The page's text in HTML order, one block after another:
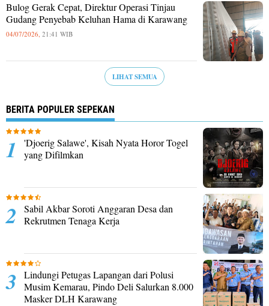
Bulog Gerak Cepat, Direktur Operasi Tinjau
Gudang Penyebab Keluhan Hama di Karawang
04/07/2026, 21:41 WIB
LIHAT SEMUA
BERITA POPULER SEPEKAN
'Djoerig Salawe', Kisah Nyata Horor Togel
yang Difilmkan
Sabil Akbar Soroti Anggaran Desa dan
Rekrutmen Tenaga Kerja
Lindungi Petugas Lapangan dari Polusi
Musim Kemarau, Pindo Deli Salurkan 8.000
Masker DLH Karawang